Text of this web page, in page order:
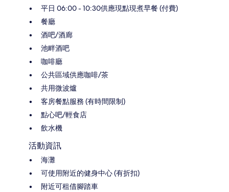
平日 06:00 - 10:30供應現點現煮早餐 (付費)
餐廳
酒吧/酒廊
池畔酒吧
咖啡廳
公共區域供應咖啡/茶
共用微波爐
客房餐點服務 (有時間限制)
點心吧/輕食店
飲水機
活動資訊
海灘
可使用附近的健身中心 (有折扣)
附近可租借腳踏車